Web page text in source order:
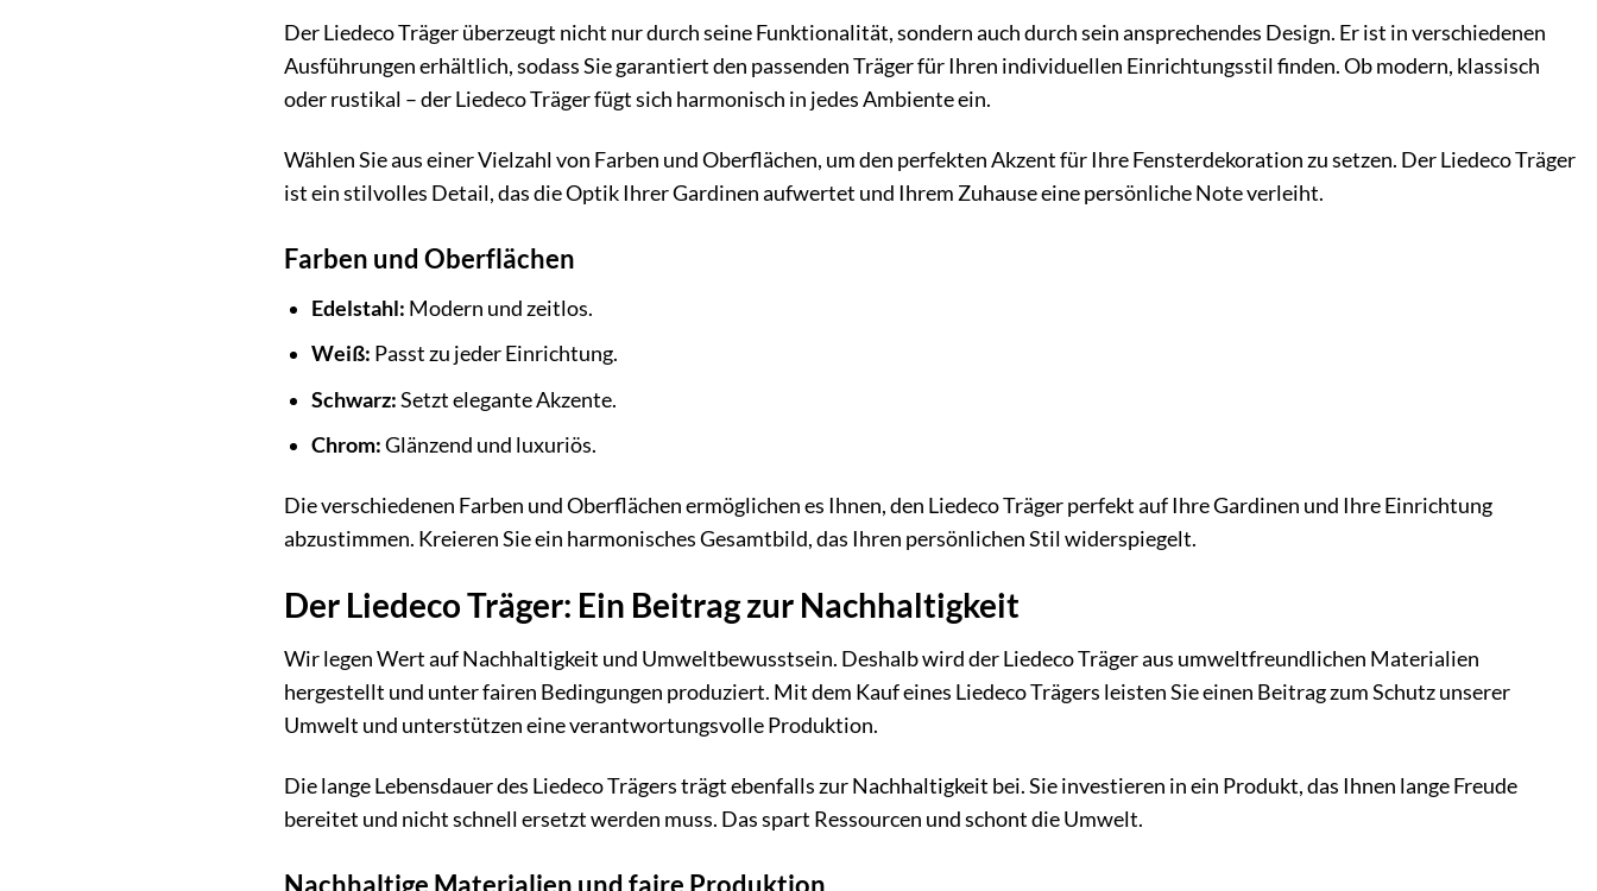
Der Liedeco Träger überzeugt nicht nur durch seine Funktionalität, sondern auch durch sein ansprechendes Design. Er ist in verschiedenen
Ausführungen erhältlich, sodass Sie garantiert den passenden Träger für Ihren individuellen Einrichtungsstil finden. Ob modern, klassisch
oder rustikal – der Liedeco Träger fügt sich harmonisch in jedes Ambiente ein.
Wählen Sie aus einer Vielzahl von Farben und Oberflächen, um den perfekten Akzent für Ihre Fensterdekoration zu setzen. Der Liedeco Träger
ist ein stilvolles Detail, das die Optik Ihrer Gardinen aufwertet und Ihrem Zuhause eine persönliche Note verleiht.
Farben und Oberflächen
Edelstahl: Modern und zeitlos.
Weiß: Passt zu jeder Einrichtung.
Schwarz:Setzt elegante Akzente.
Chrom:Glänzend und luxuriös.
Die verschiedenen Farben und Oberflächen ermöglichen es Ihnen, den Liedeco Träger perfekt auf Ihre Gardinen und Ihre Einrichtung
abzustimmen. Kreieren Sie ein harmonisches Gesamtbild, das Ihren persönlichen Stil widerspiegelt.
Der Liedeco Träger: Ein Beitrag zur Nachhaltigkeit
Wir legen Wert auf Nachhaltigkeit und Umweltbewusstsein. Deshalb wird der Liedeco Träger aus umweltfreundlichen Materialien
hergestellt und unter fairen Bedingungen produziert. Mit dem Kauf eines Liedeco Trägers leisten Sie einen Beitrag zum Schutz unserer
Umwelt und unterstützen eine verantwortungsvolle Produktion.
Die lange Lebensdauer des Liedeco Trägers trägt ebenfalls zur Nachhaltigkeit bei. Sie investieren in ein Produkt, das Ihnen lange Freude
bereitet und nicht schnell ersetzt werden muss. Das spart Ressourcen und schont die Umwelt.
Nachhaltige Materialien und faire Produktion